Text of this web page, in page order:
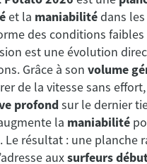
et la maniabilitédans les
des conditions
est une évolution
Grâce à son volume
de la vitesse sans
profondsur le dernier
la maniabilité
Le résultat : une planche
auxsurfeurs